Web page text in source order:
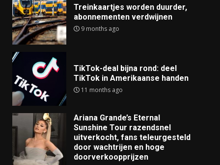
Treinkaartjes worden duurder,
abonnementen verdwijnen
9 months ago
TikTok-deal bijna rond: deel
TikTok in Amerikaanse handen
11 months ago
Ariana Grande’s Eternal
Sunshine Tour razendsnel
uitverkocht, fans teleurgesteld
door wachtrijen en hoge
doorverkoopprijzen